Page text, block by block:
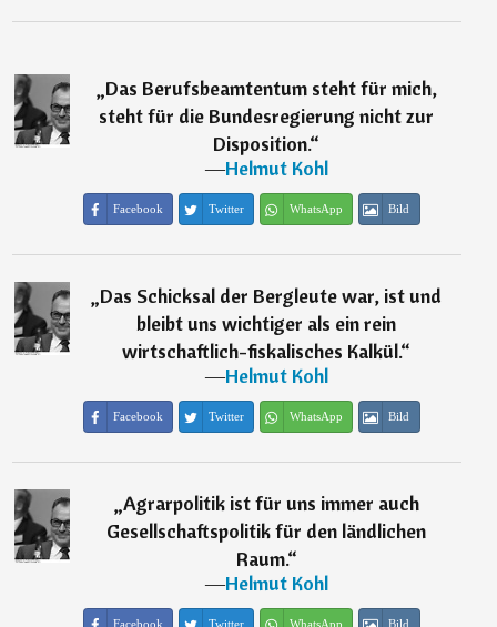
„Das Berufsbeamtentum steht für mich,
steht für die Bundesregierung nicht zur
Disposition.“
―Helmut Kohl
Facebook Twitter WhatsApp Bild
„Das Schicksal der Bergleute war, ist und
bleibt uns wichtiger als ein rein
wirtschaftlich-fiskalisches Kalkül.“
―Helmut Kohl
Facebook Twitter WhatsApp Bild
„Agrarpolitik ist für uns immer auch
Gesellschaftspolitik für den ländlichen
Raum.“
―Helmut Kohl
Facebook Twitter WhatsApp Bild